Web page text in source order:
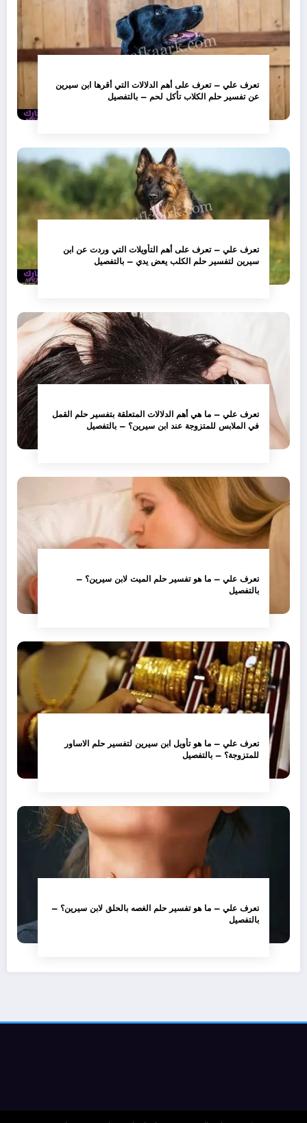
تعرف علي – تعرف على أهم الدلالات التي أقرها ابن سيرين
عن تفسير حلم الكلاب تأكل لحم – بالتفصيل
تعرف علي – تعرف على أهم التأويلات التي وردت عن ابن
سيرين لتفسير حلم الكلب يعض يدي – بالتفصيل
تعرف علي – ما هي أهم الدلالات المتعلقة بتفسير حلم القمل
في الملابس للمتزوجة عند ابن سيرين؟ – بالتفصيل
تعرف علي – ما هو تفسير حلم الميت لابن سيرين؟ –
بالتفصيل
تعرف علي – ما هو تأويل ابن سيرين لتفسير حلم الاساور
للمتزوجة؟ – بالتفصيل
تعرف علي – ما هو تفسير حلم الغصه بالحلق لابن سيرين؟ –
بالتفصيل